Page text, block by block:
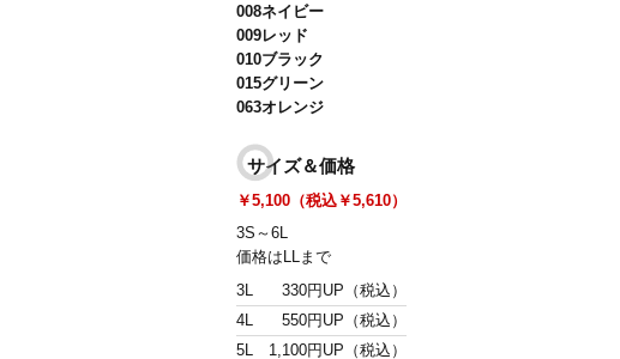
008ネイビー
009レッド
010ブラック
015グリーン
063オレンジ
サイズ＆価格
￥5,100（税込￥5,610）
3S～6L
価格はLLまで
3L
330円UP（税込）
4L
550円UP（税込）
5L
1,100円UP（税込）